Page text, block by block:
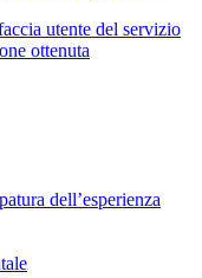
utente del servizio
ottenuta
dell’esperienza